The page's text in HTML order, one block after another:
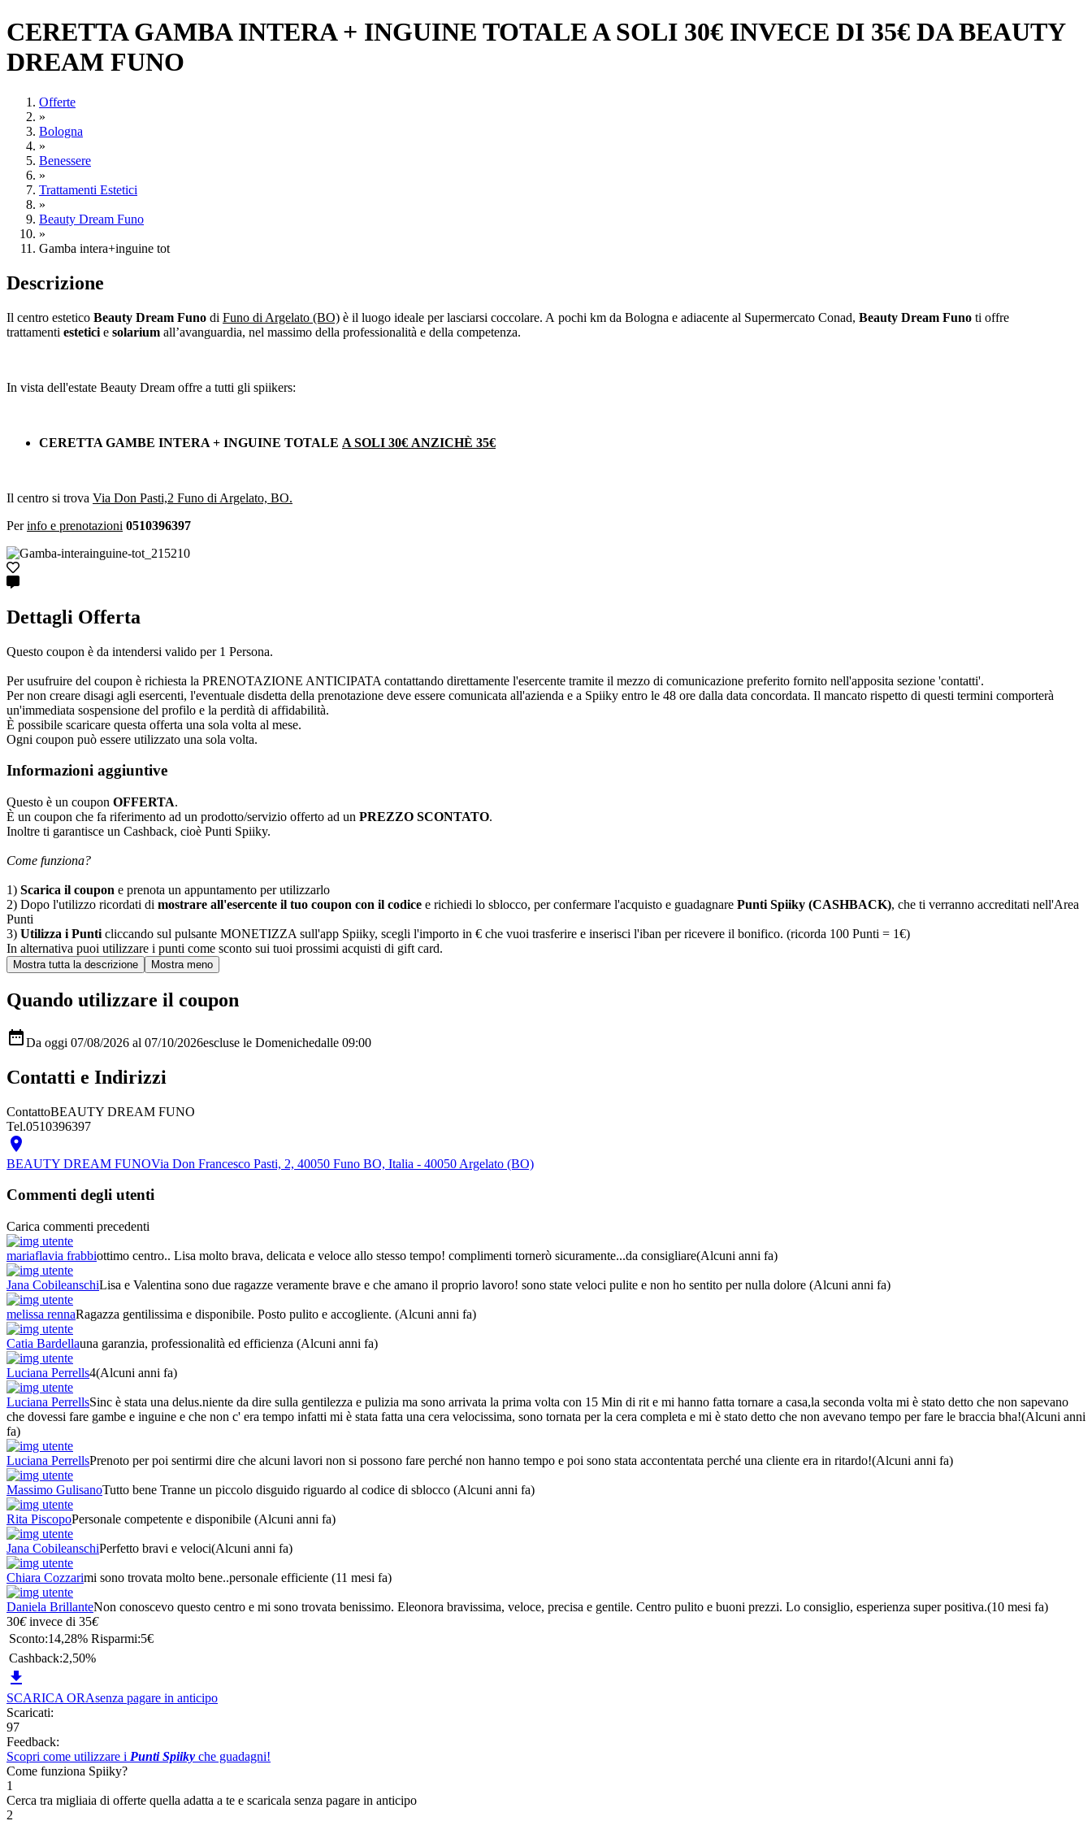
CERETTA GAMBA INTERA + INGUINE TOTALE A SOLI 30€ INVECE DI 35€ DA BEAUTY
DREAM FUNO
Offerte
»
Bologna
»
Benessere
»
Trattamenti Estetici
»
Beauty Dream Funo
»
Gamba intera+inguine tot
Descrizione
Il centro estetico Beauty Dream Funo di Funo di Argelato (BO) è il luogo ideale per lasciarsi coccolare. A pochi km da Bologna e adiacente al Supermercato Conad, Beauty Dream Funo ti offre
trattamenti estetici e solarium all’avanguardia, nel massimo della professionalità e della competenza.
In vista dell'estate Beauty Dream offre a tutti gli spiikers:
CERETTA GAMBE INTERA + INGUINE TOTALE A SOLI 30€ ANZICHÈ 35€
Il centro si trova Via Don Pasti,2 Funo di Argelato, BO.
Perinfo e prenotazioni 0510396397
Dettagli Offerta
Questo coupon è da intendersi valido per 1 Persona.
Per usufruire del coupon è richiesta la PRENOTAZIONE ANTICIPATA contattando direttamente l'esercente tramite il mezzo di comunicazione preferito fornito nell'apposita sezione 'contatti'.
Per non creare disagi agli esercenti, l'eventuale disdetta della prenotazione deve essere comunicata all'azienda e a Spiiky entro le 48 ore dalla data concordata. Il mancato rispetto di questi termini comporterà
un'immediata sospensione del profilo e la perdità di affidabilità.
È possibile scaricare questa offerta una sola volta al mese.
Ogni coupon può essere utilizzato una sola volta.
Informazioni aggiuntive
Questo è un coupon OFFERTA.
È un coupon che fa riferimento ad un prodotto/servizio offerto ad un PREZZO SCONTATO.
Inoltre ti garantisce un Cashback, cioè Punti Spiiky.
Come funziona?
1) Scarica il coupon e prenota un appuntamento per utilizzarlo
2) Dopo l'utilizzo ricordati di mostrare all'esercente il tuo coupon con il codice e richiedi lo sblocco, per confermare l'acquisto e guadagnare Punti Spiiky (CASHBACK), che ti verranno accreditati nell'Area
Punti
3) Utilizza i Punti cliccando sul pulsante MONETIZZA sull'app Spiiky, scegli l'importo in € che vuoi trasferire e inserisci l'iban per ricevere il bonifico. (ricorda 100 Punti = 1€)
In alternativa puoi utilizzare i punti come sconto sui tuoi prossimi acquisti di gift card.
Quando utilizzare il coupon
Da oggi 07/08/2026 al 07/10/2026escluse le Domenichedalle 09:00
Contatti e Indirizzi
ContattoBEAUTY DREAM FUNO
Tel.0510396397

BEAUTY DREAM FUNOVia Don Francesco Pasti, 2, 40050 Funo BO, Italia - 40050 Argelato (BO)
Commenti degli utenti
Carica commenti precedenti
mariaflavia frabbiottimo centro.. Lisa molto brava, delicata e veloce allo stesso tempo! complimenti tornerò sicuramente...da consigliare(Alcuni anni fa)
Jana CobileanschiLisa e Valentina sono due ragazze veramente brave e che amano il proprio lavoro! sono state veloci pulite e non ho sentito per nulla dolore (Alcuni anni fa)
melissa rennaRagazza gentilissima e disponibile. Posto pulito e accogliente. (Alcuni anni fa)
Catia Bardellauna garanzia, professionalità ed efficienza (Alcuni anni fa)
Luciana Perrells4(Alcuni anni fa)
Luciana PerrellsSinc è stata una delus.niente da dire sulla gentilezza e pulizia ma sono arrivata la prima volta con 15 Min di rit e mi hanno fatta tornare a casa,la seconda volta mi è stato detto che non sapevano
che dovessi fare gambe e inguine e che non c' era tempo infatti mi è stata fatta una cera velocissima, sono tornata per la cera completa e mi è stato detto che non avevano tempo per fare le braccia bha!(Alcuni anni
fa)
Luciana PerrellsPrenoto per poi sentirmi dire che alcuni lavori non si possono fare perché non hanno tempo e poi sono stata accontentata perché una cliente era in ritardo!(Alcuni anni fa)
Massimo GulisanoTutto bene Tranne un piccolo disguido riguardo al codice di sblocco (Alcuni anni fa)
Rita PiscopoPersonale competente e disponibile (Alcuni anni fa)
Jana CobileanschiPerfetto bravi e veloci(Alcuni anni fa)
Chiara Cozzarimi sono trovata molto bene..personale efficiente (11 mesi fa)
Daniela BrillanteNon conoscevo questo centro e mi sono trovata benissimo. Eleonora bravissima, veloce, precisa e gentile. Centro pulito e buoni prezzi. Lo consiglio, esperienza super positiva.(10 mesi fa)
30€ invece di 35€
Sconto:14,28% Risparmi:5€
Cashback:2,50%

SCARICA ORAsenza pagare in anticipo
Scaricati:
97
Feedback:
Scopri come utilizzare i Punti Spiiky che guadagni!
Come funziona Spiiky?
1
Cerca tra migliaia di offerte quella adatta a te e scaricala senza pagare in anticipo
2